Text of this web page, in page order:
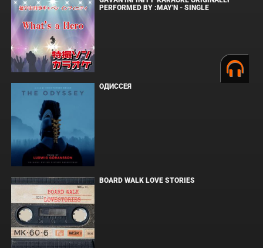
PERFORMED BY :MAY'N - SINGLE
ОДИССЕЯ
BOARD WALK LOVE STORIES